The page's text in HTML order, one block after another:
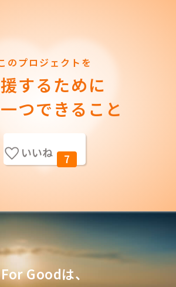
のプロジェクトを
するために
つできること
いいね 7
For Goodは、